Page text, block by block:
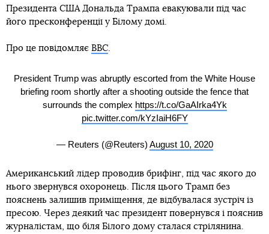
Президента США Дональда Трампа евакуювали під час
його пресконференції у Білому домі.
Про це повідомляє ВВС.
President Trump was abruptly escorted from the White House
briefing room shortly after a shooting outside the fence that
surrounds the complex https://t.co/GaAIrka4Yk
pic.twitter.com/kYzIaiH6FY
— Reuters (@Reuters) August 10, 2020
Американський лідер проводив брифінг, під час якого до
нього звернувся охоронець. Після цього Трамп без
пояснень залишив приміщення, де відбувалася зустріч із
пресою. Через деякий час президент повернувся і пояснив
журналістам, що біля Білого дому сталася стрілянина.